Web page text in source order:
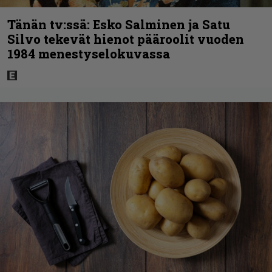
Tänän tv:ssä: Esko Salminen ja Satu
Silvo tekevät hienot pääroolit vuoden
1984 menestyselokuvassa